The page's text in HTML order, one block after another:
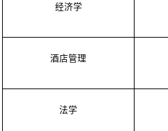
经济学
酒店管理
法学